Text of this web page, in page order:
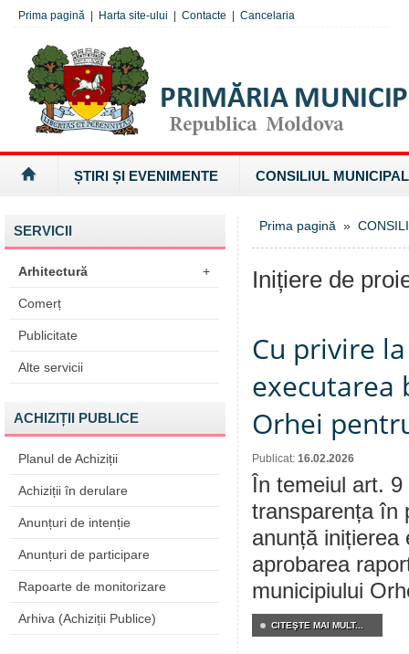
Prima pagină Harta site-ului Contacte Cancelaria
ȘTIRI ȘI EVENIMENTE CONSILIUL MUNICIPAL
SERVICII
Arhitectură +
Comerț
Publicitate
Alte servicii
ACHIZIȚII PUBLICE
Planul de Achiziții
Achiziții în derulare
Anunțuri de intenție
Anunțuri de participare
Rapoarte de monitorizare
Arhiva (Achiziții Publice)
Prima pagină »
Inițiere de
Cu privire
executarea
Orhei
Publicat: 16.02.2026
În temeiul art.
transparența în
anunță inițierea
aprobarea
municipiului
CITEŞTE MAI MULT...